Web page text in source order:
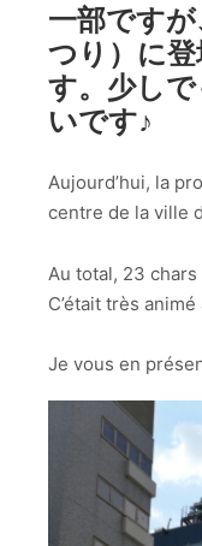
一部です
つり）に
す。少し
いです♪
Aujourd’hui, la
centre de la ville
Au total, 23
C’était très
Je vous en